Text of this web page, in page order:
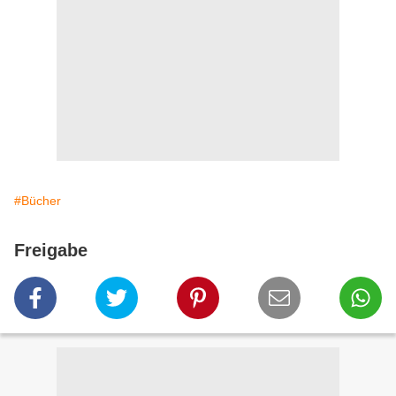
#Bücher
Freigabe